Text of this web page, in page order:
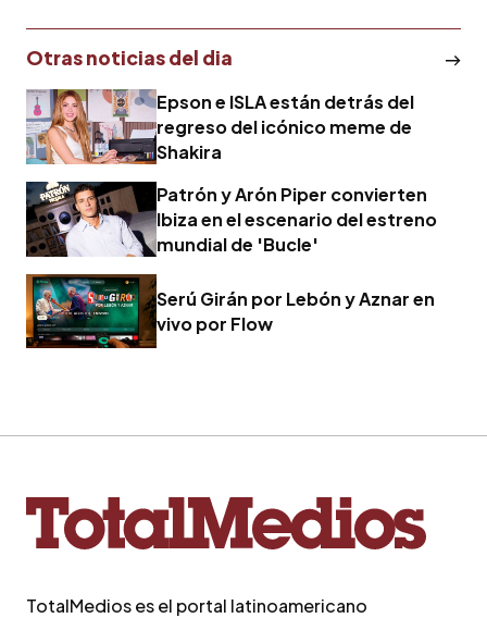
Otras noticias del dia
Epson e ISLA están detrás del
regreso del icónico meme de
Shakira
Patrón y Arón Piper convierten
Ibiza en el escenario del estreno
mundial de 'Bucle'
Serú Girán por Lebón y Aznar en
vivo por Flow
TotalMedios es el portal latinoamericano